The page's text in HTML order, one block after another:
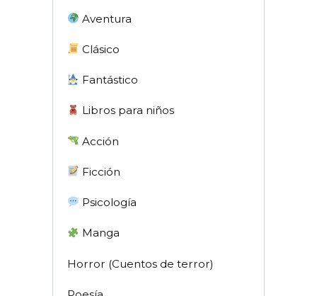
Aventura
Clásico
Fantástico
Libros para niños
Acción
Ficción
Psicología
Manga
Horror (Cuentos de terror)